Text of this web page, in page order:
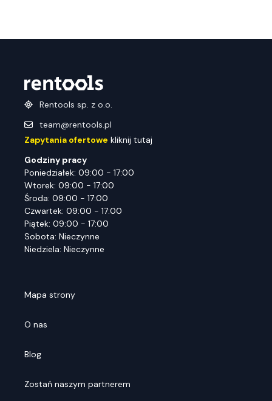
Rentools sp. z o.o.
team@rentools.pl
Zapytania ofertowe kliknij tutaj
Godziny pracy
Poniedziałek: 09:00 - 17:00
Wtorek: 09:00 - 17:00
Środa: 09:00 - 17:00
Czwartek: 09:00 - 17:00
Piątek: 09:00 - 17:00
Sobota: Nieczynne
Niedziela: Nieczynne
Mapa strony
O nas
Blog
Zostań naszym partnerem